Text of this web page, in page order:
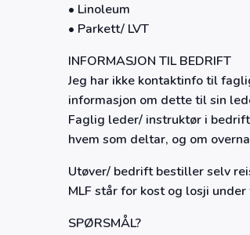
• Linoleum
• Parkett/ LVT
INFORMASJON TIL BEDRIFT
Jeg har ikke kontaktinfo til
informasjon om dette til sin
Faglig leder/ instruktør i
hvem som deltar, og om
Utøver/ bedrift bestiller selv
MLF står for kost og losji
SPØRSMÅL?